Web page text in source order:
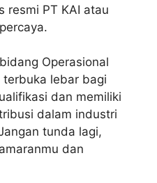
resmi PT KAI atau
Operasional
terbuka lebar bagi
dan memiliki
dalam industri
tunda lagi,
dan